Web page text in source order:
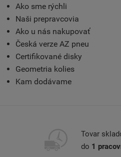
Ako sme rýchli
Naši prepravcovia
Ako u nás nakupovať
Česká verze AZ pneu
Certifikované disky
Geometria kolies
Kam dodávame
Tovar
do 1